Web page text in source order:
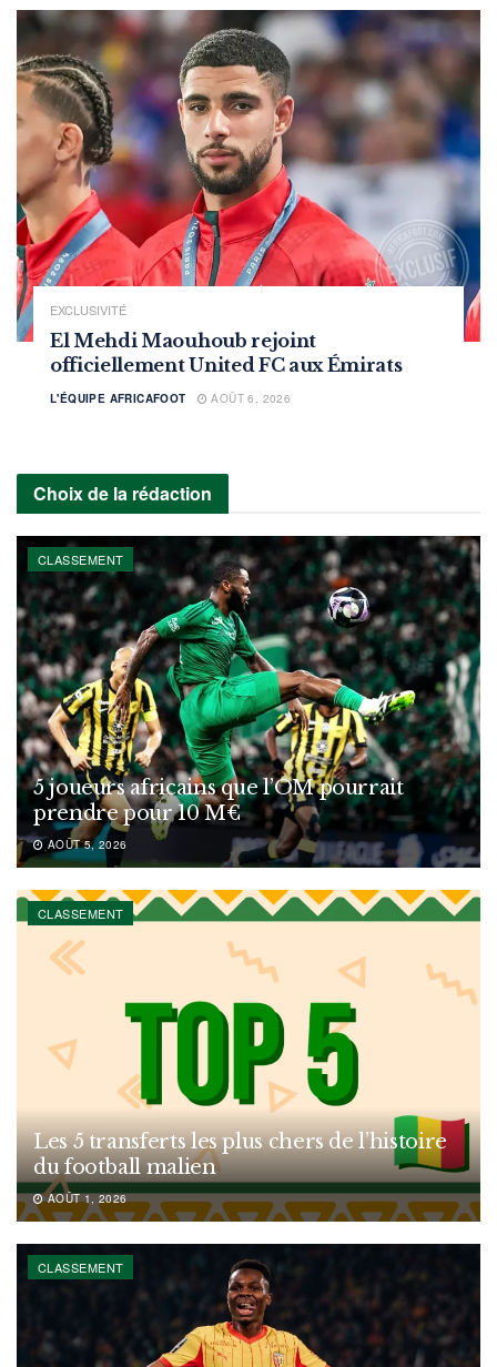
EXCLUSIVITÉ
El Mehdi Maouhoub rejoint
officiellement United FC aux Émirats
L'ÉQUIPE AFRICAFOOT AOÛT 6, 2026
Choix de la rédaction
CLASSEMENT
5 joueurs africains que l’OM pourrait
prendre pour 10 M€
AOÛT 5, 2026
CLASSEMENT
Les 5 transferts les plus chers de l’histoire
du football malien
AOÛT 1, 2026
CLASSEMENT